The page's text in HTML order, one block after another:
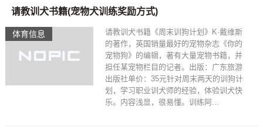
体育信息
请教训犬书籍(宠物犬训练奖励方式)
请教训犬书籍《周末训狗计划》K·戴维斯
的著作，英国销量最好的宠物杂志《你的
宠物狗》的编辑，著有大量宠物书籍，并
担任某宠物栏目的记者。出版：广东旅游
出版社单价：35元针对周末两天的训狗计
划，学习职业训犬师的经验，体验训犬快
乐。内容浅显，很易懂。训练阿...